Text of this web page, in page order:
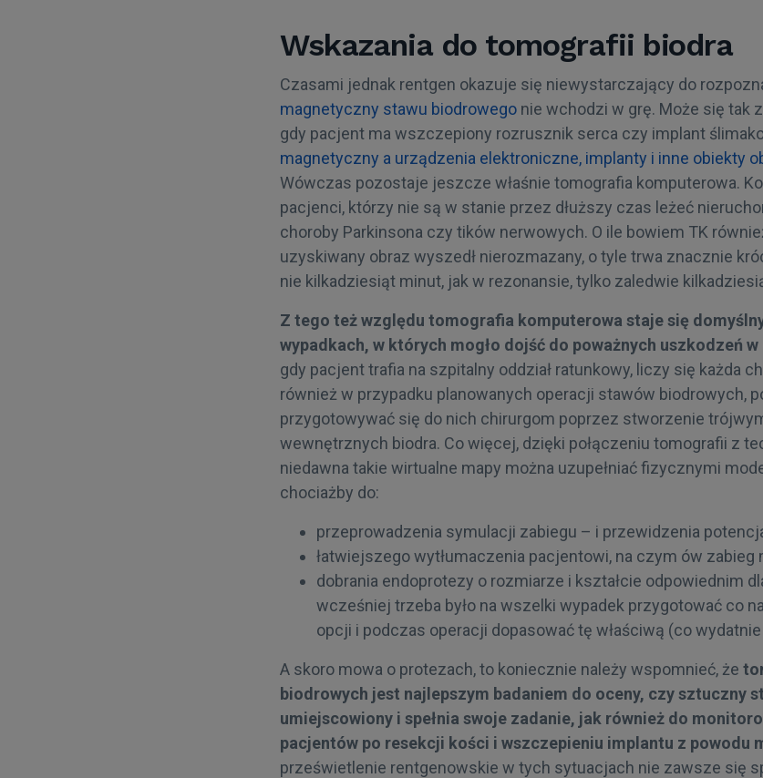
Wskazania do tomografii biodra
Czasami jednak rentgen okazuje się niewystarczający do
magnetyczny stawu biodrowego nie wchodzi w grę. Może się tak
gdy pacjent ma wszczepiony rozrusznik serca czy implant
magnetyczny a urządzenia elektroniczne, implanty i inne obiekty
Wówczas pozostaje jeszcze właśnie tomografia komputerowa.
pacjenci, którzy nie są w stanie przez dłuższy czas leżeć
choroby Parkinsona czy tików nerwowych. O ile bowiem TK
uzyskiwany obraz wyszedł nierozmazany, o tyle trwa znacznie
nie kilkadziesiąt minut, jak w rezonansie, tylko zaledwie
Z tego też względu tomografia komputerowa staje się
wypadkach, w których mogło dojść do poważnych uszkodzeń
gdy pacjent trafia na szpitalny oddział ratunkowy, liczy się każda
również w przypadku planowanych operacji stawów biodrowych,
przygotowywać się do nich chirurgom poprzez stworzenie
wewnętrznych biodra. Co więcej, dzięki połączeniu tomografii z
niedawna takie wirtualne mapy można uzupełniać fizycznymi
chociażby do:
przeprowadzenia symulacji zabiegu – i przewidzenia
łatwiejszego wytłumaczenia pacjentowi, na czym ów zabieg
dobrania endoprotezy o rozmiarze i kształcie odpowiednim
wcześniej trzeba było na wszelki wypadek przygotować co
opcji i podczas operacji dopasować tę właściwą (co
A skoro mowa o protezach, to koniecznie należy wspomnieć, że
biodrowych jest najlepszym badaniem do oceny, czy sztuczny
umiejscowiony i spełnia swoje zadanie, jak również do
pacjentów po resekcji kości i wszczepieniu implantu z powodu
prześwietlenie rentgenowskie w tych sytuacjach nie zawsze się